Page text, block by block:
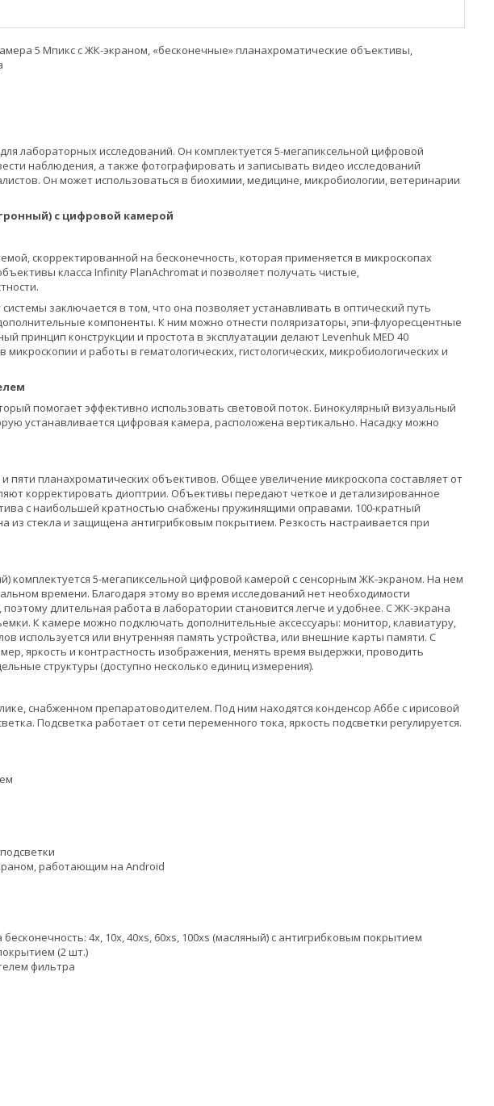
5 Мпикс с ЖК-экраном, «бесконечные» планахроматические объективы,
лабораторных исследований. Он комплектуется 5-мегапиксельной цифровой
наблюдения, а также фотографировать и записывать видео исследований
Он может использоваться в биохимии, медицине, микробиологии, ветеринарии
с цифровой камерой
скорректированной на бесконечность, которая применяется в микроскопах
класса Infinity PlanAchromat и позволяет получать чистые,
заключается в том, что она позволяет устанавливать в оптический путь
компоненты. К ним можно отнести поляризаторы, эпи-флуоресцентные
принцип конструкции и простота в эксплуатации делают Levenhuk MED 40
и работы в гематологических, гистологических, микробиологических и
помогает эффективно использовать световой поток. Бинокулярный визуальный
устанавливается цифровая камера, расположена вертикально. Насадку можно
пяти планахроматических объективов. Общее увеличение микроскопа составляет от
корректировать диоптрии. Объективы передают четкое и детализированное
с наибольшей кратностью снабжены пружинящими оправами. 100-кратный
из стекла и защищена антигрибковым покрытием. Резкость настраивается при
комплектуется 5-мегапиксельной цифровой камерой с сенсорным ЖК-экраном. На нем
времени. Благодаря этому во время исследований нет необходимости
длительная работа в лаборатории становится легче и удобнее. С ЖК-экрана
К камере можно подключать дополнительные аксессуары: монитор, клавиатуру,
используется или внутренняя память устройства, или внешние карты памяти. С
яркость и контрастность изображения, менять время выдержки, проводить
структуры (доступно несколько единиц измерения).
снабженном препаратоводителем. Под ним находятся конденсор Аббе с ирисовой
Подсветка работает от сети переменного тока, яркость подсветки регулируется.
работающим на Android
4x, 10x, 40xs, 60xs, 100xs (масляный) с антигрибковым покрытием
(2 шт.)
фильтра